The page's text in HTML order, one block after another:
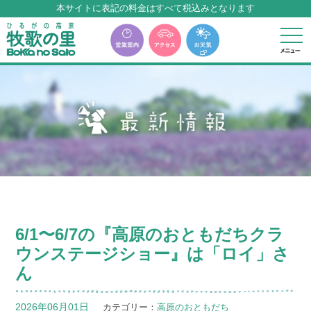
本サイトに表記の料金はすべて税込みとなります
牧歌の里温泉『牧華』は12月中旬まで休館いたします。
6/1〜6/7の『高原のおともだちクラ
ウンステージショー』は「ロイ」さ
ん
2026年06月01日 カテゴリー：高原のおともだち